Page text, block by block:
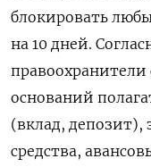
блокировать
на 10 дней.
оснований
(вклад, депозит),
средства,